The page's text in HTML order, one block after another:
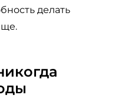
делать